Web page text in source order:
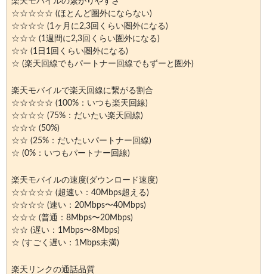
☆☆☆☆☆ (ほとんど圏外にならない)
☆☆☆☆ (1ヶ月に2,3回くらい圏外になる)
☆☆☆ (1週間に2,3回くらい圏外になる)
☆☆ (1日1回くらい圏外になる)
☆ (楽天回線でもパートナー回線でもずーと圏外)
楽天モバイルで楽天回線に繋がる割合
☆☆☆☆☆ (100%：いつも楽天回線)
☆☆☆☆ (75%：だいたい楽天回線)
☆☆☆ (50%)
☆☆ (25%：だいたいパートナー回線)
☆ (0%：いつもパートナー回線)
楽天モバイルの速度(ダウンロード速度)
☆☆☆☆☆ (超速い：40Mbps超える)
☆☆☆☆ (速い：20Mbps〜40Mbps)
☆☆☆ (普通：8Mbps〜20Mbps)
☆☆ (遅い：1Mbps〜8Mbps)
☆ (すごく遅い：1Mbps未満)
楽天リンクの通話品質